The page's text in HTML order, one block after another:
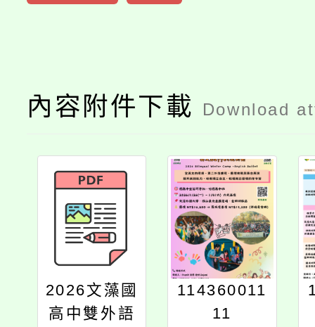
內容附件下載 Download
2026文藻國
高中雙外語
114360011
11